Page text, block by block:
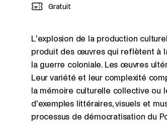
Gratuit
L'explosion de la production
produit des œuvres qui reflètent à
la guerre coloniale. Les œuvres
Leur variété et leur complexité
la mémoire culturelle collective ou
d'exemples littéraires, visuels et
processus de démocratisation du